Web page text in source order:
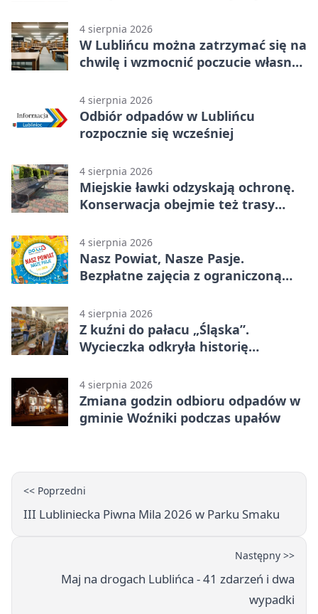
4 sierpnia 2026
W Lublińcu można zatrzymać się na
chwilę i wzmocnić poczucie własnej
4 sierpnia 2026
Odbiór odpadów w Lublińcu
rozpocznie się wcześniej
4 sierpnia 2026
Miejskie ławki odzyskają ochronę.
Konserwacja obejmie też trasy
4 sierpnia 2026
Nasz Powiat, Nasze Pasje.
Bezpłatne zajęcia z ograniczoną
4 sierpnia 2026
Z kuźni do pałacu „Śląska”.
Wycieczka odkryła historię
4 sierpnia 2026
Zmiana godzin odbioru odpadów w
gminie Woźniki podczas upałów
<< Poprzedni
III Lubliniecka Piwna Mila 2026 w Parku Smaku
Następny >>
Maj na drogach Lublińca - 41 zdarzeń i dwa
wypadki